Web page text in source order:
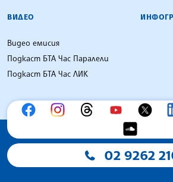
ВИДЕО
Видео емисия
Подкаст БТА Час Паралели
Подкаст БТА Час ЛИК
02 9262